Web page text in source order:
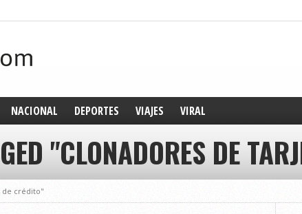
NACIONAL DEPORTES VIAJES VIRAL
"CLONADORES DE
de crédito"